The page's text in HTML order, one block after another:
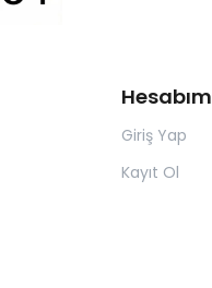
Hesabım
Giriş Yap
Kayıt Ol